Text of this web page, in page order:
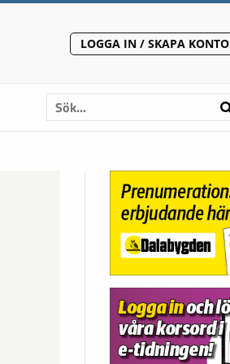
LOGGA IN / SKAPA KONTO